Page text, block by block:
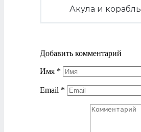
Акула и корабль
Добавить комментарий
Имя *
Email *